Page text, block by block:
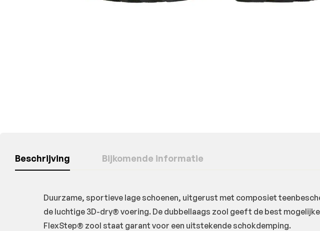
Beschrijving Bijkomende informatie
Duurzame, sportieve lage schoenen, uitgerust met composiet
de luchtige 3D-dry® voering. De dubbellaags zool geeft de best
FlexStep® zool staat garant voor een uitstekende schokdemping.